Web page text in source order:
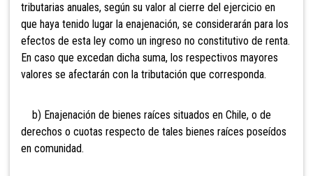
tributarias anuales, según su valor al cierre del ejercicio en
que haya tenido lugar la enajenación, se considerarán para los
efectos de esta ley como un ingreso no constitutivo de renta.
En caso que excedan dicha suma, los respectivos mayores
valores se afectarán con la tributación que corresponda.
b) Enajenación de bienes raíces situados en Chile, o de
derechos o cuotas respecto de tales bienes raíces poseídos
en comunidad.